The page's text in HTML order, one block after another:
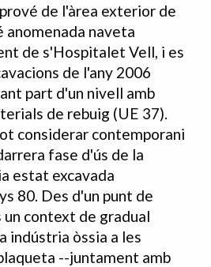
de l'àrea exterior de
anomenada naveta
de s'Hospitalet Vell, i es
de l'any 2006
part d'un nivell amb
de rebuig (UE 37).
considerar contemporani
fase d'ús de la
estat excavada
80. Des d'un punt de
context de gradual
indústria òssia a les
--juntament amb